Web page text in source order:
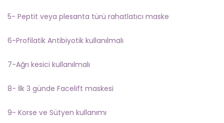
5- Peptit veya plesanta türü rahatlatıcı maske
6-Profilatik Antibiyotik kullanılmalı
7-Ağrı kesici kullanılmalı
8- İlk 3 günde Facelift maskesi
9- Korse ve Sütyen kullanımı